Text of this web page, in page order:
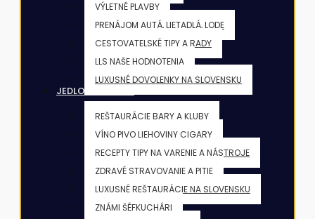
VÝLETNÉ PLAVBY
PRENÁJOM AUTÁ, LIETADLÁ, LODE
CESTOVATELSKÉ TIPY A RADY
LLS NAŠE HODNOTENIA
LUXUSNÉ DOVOLENKY NA SLOVENSKU
JEDLO & NÁPOJE
REŠTAURÁCIE BARY A KLUBY
VÍNO PIVO LIEHOVINY CIGARY
RECEPTY TIPY NA VARENIE A NÁSTROJE
ZDRAVÉ STRAVOVANIE A PITIE
LUXUSNÉ REŠTAURÁCIE NA SLOVENSKU
ZNÁMI ŠÉFKUCHÁRI